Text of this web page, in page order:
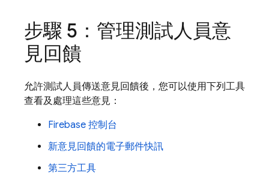
步驟 5：管理測試人員意
見回饋
允許測試人員傳送意見回饋後，您可以使用下列工具
查看及處理這些意見：
Firebase 控制台
新意見回饋的電子郵件快訊
第三方工具